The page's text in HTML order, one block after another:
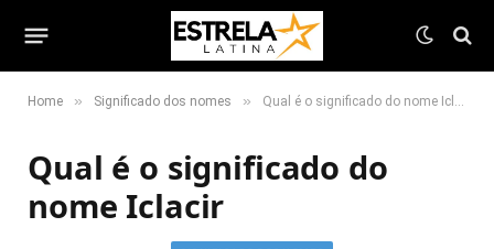
Home » Significado dos nomes » Qual é o significado do nome Iclacir
Qual é o significado do
nome Iclacir